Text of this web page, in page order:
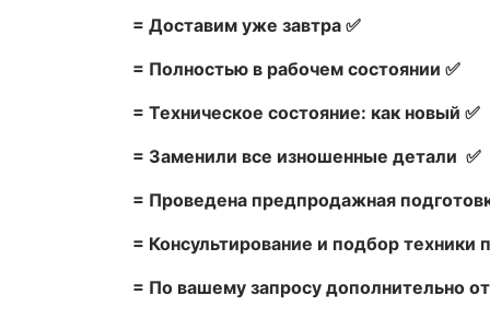
= Доставим уже завтра ✅
= Полностью в рабочем состоянии ✅
= Техническое состояние: как новый ✅
= Заменили все изношенные детали ✅
= Проведена предпродажная
= Консультирование и подбор
= По вашему запросу дополнительно